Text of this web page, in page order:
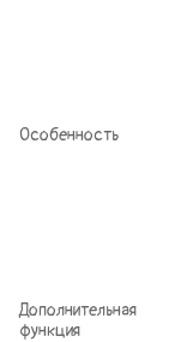
Особенность
Дополнительная
функция